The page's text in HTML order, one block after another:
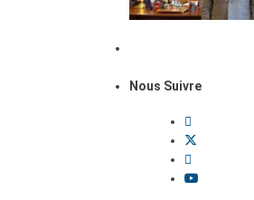
Nous Suivre